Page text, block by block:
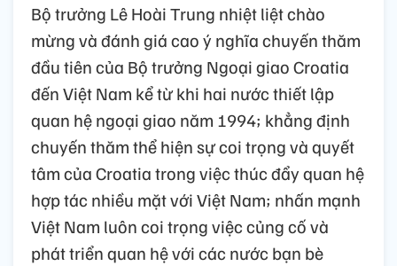
Bộ trưởng Lê Hoài Trung nhiệt liệt chào
mừng và đánh giá cao ý nghĩa chuyến thăm
đầu tiên của Bộ trưởng Ngoại giao Croatia
đến Việt Nam kể từ khi hai nước thiết lập
quan hệ ngoại giao năm 1994; khẳng định
chuyến thăm thể hiện sự coi trọng và quyết
tâm của Croatia trong việc thúc đẩy quan hệ
hợp tác nhiều mặt với Việt Nam; nhấn mạnh
Việt Nam luôn coi trọng việc củng cố và
phát triển quan hệ với các nước bạn bè